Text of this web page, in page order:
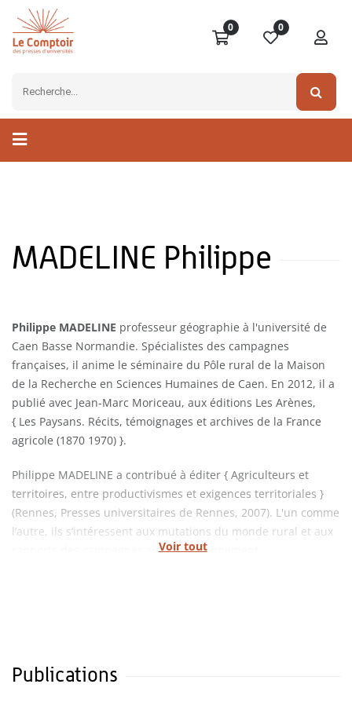
0 0
MADELINE Philippe
Voir tout
Philippe MADELINE professeur géographie à l'université de
Caen Basse Normandie. Spécialistes des campagnes
françaises, il anime le séminaire du Pôle rural de la Maison
de la Recherche en Sciences Humaines de Caen. En 2012, il a
publié avec Jean-Marc Moriceau, aux éditions Les Arènes,
{ Les Paysans. Récits, témoignages et archives de la France
agricole (1870 1970) }.
Philippe MADELINE a contribué à éditer { Agriculteurs et
territoires, entre productivismes et exigences territoriales }
(Rennes, Presses universitaires de Rennes, 2007). L'un comme
l’autre, ils s’intéressent aux mutations du monde rural et aux
rapports des campagnes avec l’environnement.
Publications